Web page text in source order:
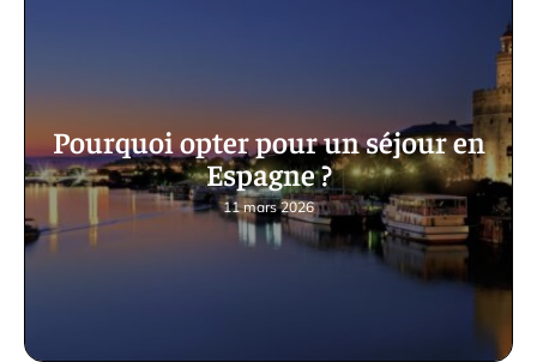
Pourquoi opter pour un séjour en
Espagne ?
11 mars 2026